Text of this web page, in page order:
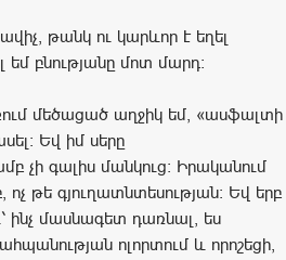
թանկ ու կարևոր է եղել
եմ բնությանը մոտ մարդ։
մեծացած աղջիկ եմ, «ասֆալտի
Եվ իմ սերը
չի գալիս մանկուց։ Իրականում
թե գյուղատնտեսության։ Եվ երբ
ինչ մասնագետ դառնալ, ես
ոլորտում և որոշեցի,